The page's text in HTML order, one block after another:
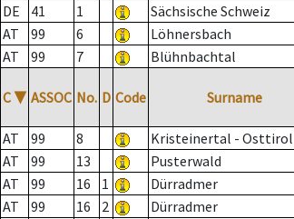
DE
41 1 Sächsische Schweiz
AT
99 6 Löhnersbach
AT
99 7 Blühnbachtal
C ▼ ASSOC No. D Code Surname
AT
99 8 Kristeinertal - Osttirol
AT
99 13 Pusterwald
AT
99 16 1 Dürradmer
AT
99 16 2 Dürradmer